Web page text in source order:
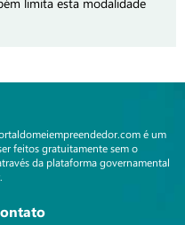
é um
feitos gratuitamente sem o
da plataforma governamental